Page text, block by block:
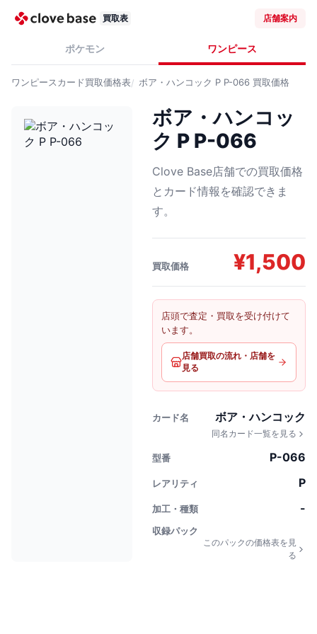
買取表 店舗案内
ポケモン ワンピース
ワンピースカード買取価格表 ボア・ハンコック P P-066 買取価格
ボア・ハンコッ
ク P P-066
Clove Base店舗での買取価格
とカード情報を確認できま
す。
買取価格 ¥1,500
店頭で査定・買取を受け付けて
います。
店舗買取の流れ・店舗を
見る
カード名 ボア・ハンコック
同名カード一覧を見る
型番 P-066
レアリティ P
加工・種類 -
収録パック
このパックの価格表を見
る